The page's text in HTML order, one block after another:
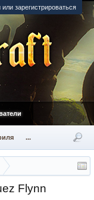
или зарегистрироваться
Flynn
...